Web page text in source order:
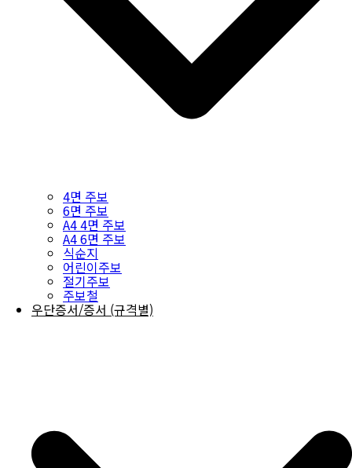
4면 주보
6면 주보
A4 4면 주보
A4 6면 주보
식순지
어린이주보
절기주보
주보철
우단증서/증서 (규격별)